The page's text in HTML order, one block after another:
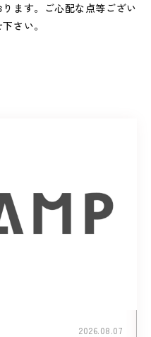
ます。ご心配な点等ござい
さい。
2026.08.07